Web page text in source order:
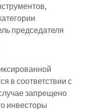
председателя
в соответствии с
запрещено
инвесторы